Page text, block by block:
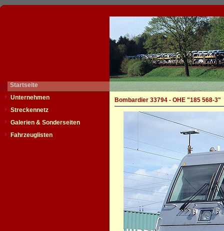
Startseite
Unternehmen
Streckennetz
Galerien & Sonderseiten
Fahrzeuglisten
Bombardier 33794 - OHE "185 568-3"